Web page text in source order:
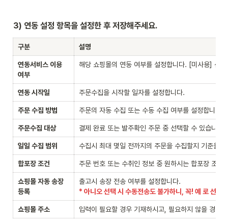
3) 연동 설정 항목을 설정한 후 저장해주세요.
구분 설명
연동서비스 이용
여부
해당 쇼핑몰의 연동 여부를 설정합니다. [미사용] 선
연동 시작일 주문수집을 시작할 일자를 설정합니다.
주문 수집 방법 주문의 자동 수집 또는 수동 수집 여부를 설정합니다.
주문수집 대상 결제 완료 또는 발주확인 주문 중 선택할 수 있습니다.
일일 수집 범위 수집시 최대 몇일 전까지의 주문을 수집할지 기준을
합포장 조건 주문 번호 또는 수취인 정보 중 원하시는 합포장 조건
쇼핑몰 자동 송장
등록
* 아니오 선택 시 수동전송도 불가하니, 꼭! 예 로 선택
쇼핑몰 주소 입력이 필요할 경우 기재하시고, 필요하지 않을 경우